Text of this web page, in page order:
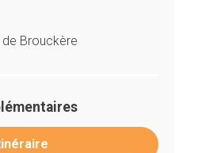
de Brouckère